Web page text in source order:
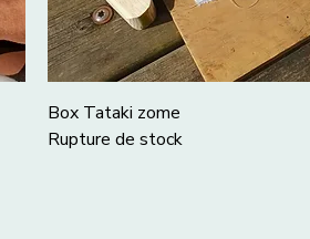
Box Tataki zome
Rupture de stock